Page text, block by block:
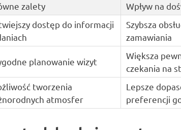
zalety Wpływ na
dostęp do informacji
Szybsza
zamawiania
planowanie wizyt
Większa
czekania na
tworzenia
atmosfer
Lepsze
preferencji